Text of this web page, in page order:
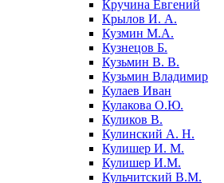
Кручина Евгений
Крылов И. А.
Кузмин М.А.
Кузнецов Б.
Кузьмин В. В.
Кузьмин Владимир
Кулаев Иван
Кулакова О.Ю.
Куликов В.
Кулинский А. Н.
Кулишер И. М.
Кулишер И.М.
Кульчитский В.М.